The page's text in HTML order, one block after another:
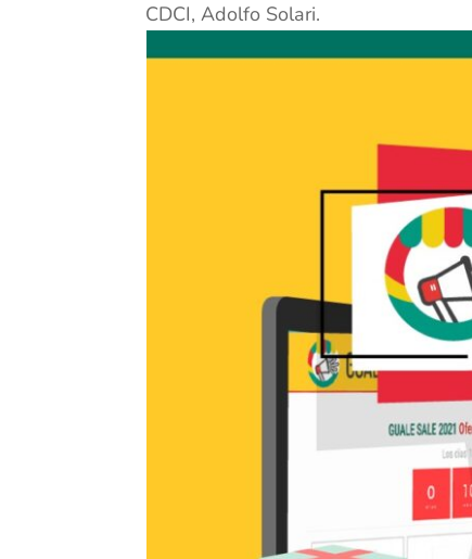
CDCI, Adolfo Solari.